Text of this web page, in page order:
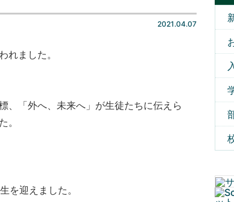
2021.04.07
れました。
、「外へ、未来へ」が生徒たちに伝えら
。
を迎えました。